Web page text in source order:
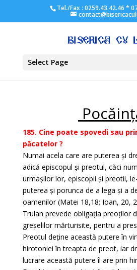
Tel./Fax : 0259.43.42.46 *
Select Page
185. Cine poate spovedi sau
păcatelor ?
Numai acela care are puterea și
adică episcopul și preotul, căci
urmașilor lor, episcopii și preotii,
puterea și porunca de a lega și a
oamenilor (Matei 18,18; Ioan, 20,
Trulan prevede obligația preoților
greșelilor mărturisite, pentru a
Preotul deține această putere în
hirotoniei în treapta de preot, iar
lucrare această putere îl are prin